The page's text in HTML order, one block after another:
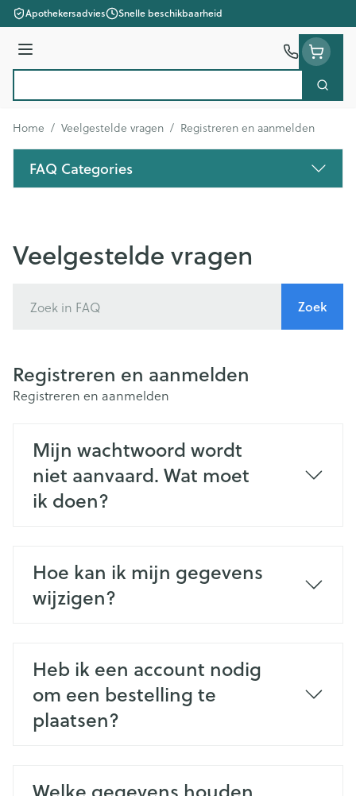
Ga naar de inhoud
Apothekersadvies Snelle beschikbaarheid
Menu
Zoek
Home / Veelgestelde vragen / Registreren en aanmelden
FAQ Categories
Veelgestelde vragen
Zoek
Registreren en aanmelden
Registreren en aanmelden
Mijn wachtwoord wordt
niet aanvaard. Wat moet
ik doen?
Hoe kan ik mijn gegevens
wijzigen?
Heb ik een account nodig
om een bestelling te
plaatsen?